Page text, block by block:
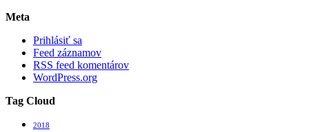
Meta
Prihlásiť sa
Feed záznamov
RSS feed komentárov
WordPress.org
Tag Cloud
2018